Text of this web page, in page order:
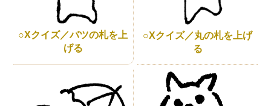
○Xクイズ／バツの札を上
げる
○Xクイズ／丸の札を上げ
る